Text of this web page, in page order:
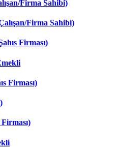
Firma Sahibi)
Firma Sahibi)
Firması)
Firması)